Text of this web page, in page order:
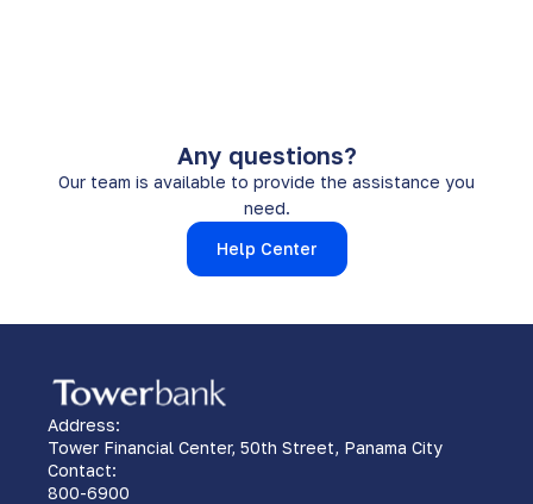
Any questions?
Our team is available to provide the assistance you
need.
Help Center
Address:
Tower Financial Center, 50th Street, Panama City
Contact:
800-6900